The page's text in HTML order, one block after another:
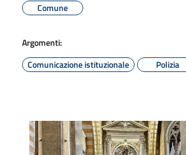
Comune
Argomenti:
Comunicazione istituzionale
Polizia